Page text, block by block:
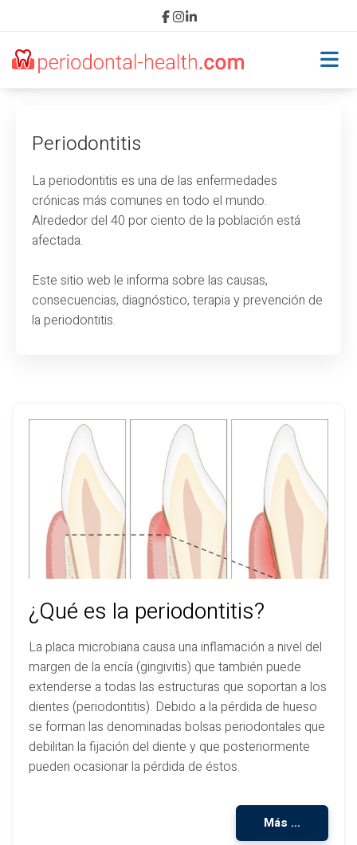
Causas
Consecuencias
Diagnóstico
Español
Periodontitis
La periodontitis es una de las enfermedades
crónicas más comunes en todo el mundo.
Alrededor del 40 por ciento de la población está
afectada.
Este sitio web le informa sobre las causas,
consecuencias, diagnóstico, terapia y prevención de
la periodontitis.
¿Qué es la periodontitis?
La placa microbiana causa una inflamación a nivel del
margen de la encía (gingivitis) que también puede
extenderse a todas las estructuras que soportan a los
dientes (periodontitis). Debido a la pérdida de hueso
se forman las denominadas bolsas periodontales que
debilitan la fijación del diente y que posteriormente
pueden ocasionar la pérdida de éstos.
Más …